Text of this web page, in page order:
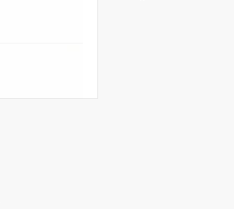
الطلب ونبلغ تكلفة